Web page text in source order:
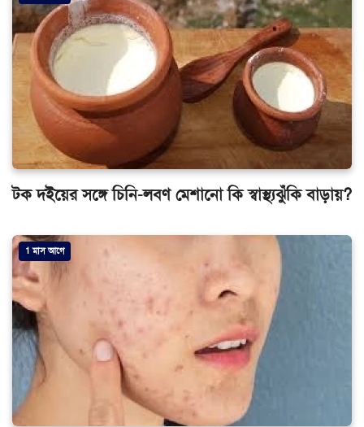
টক দইয়ের সঙ্গে চিনি-লবণ মেশানো কি স্বাস্থ্যঝুঁকি বাড়ায়?
1 মাস আগে